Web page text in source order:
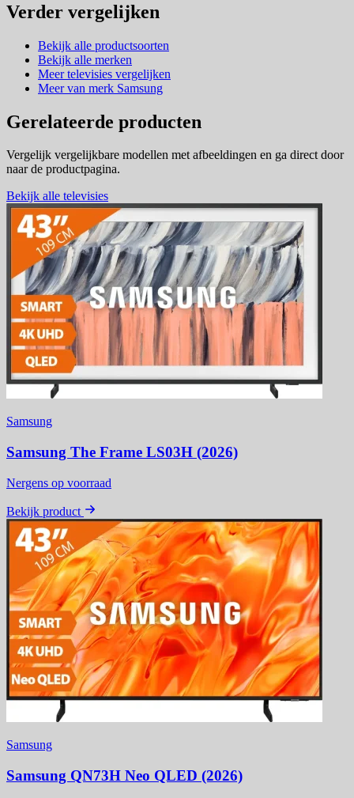
Verder vergelijken
Bekijk alle productsoorten
Bekijk alle merken
Meer televisies vergelijken
Meer van merk Samsung
Gerelateerde producten
Vergelijk vergelijkbare modellen met afbeeldingen en ga direct door
naar de productpagina.
Bekijk alle televisies
Samsung
Samsung The Frame LS03H (2026)
Nergens op voorraad
Bekijk product
Samsung
Samsung QN73H Neo QLED (2026)